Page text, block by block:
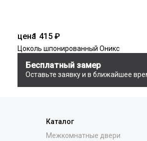
цена1 415 ₽
Цоколь шпонированный Оникс
Бесплатный замер
Оставьте заявку и в ближайшее
Каталог
Межкомнатные двери